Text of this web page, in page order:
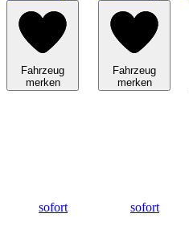
Fahrzeug
merken
Fahrzeug
merken
sofort
sofort